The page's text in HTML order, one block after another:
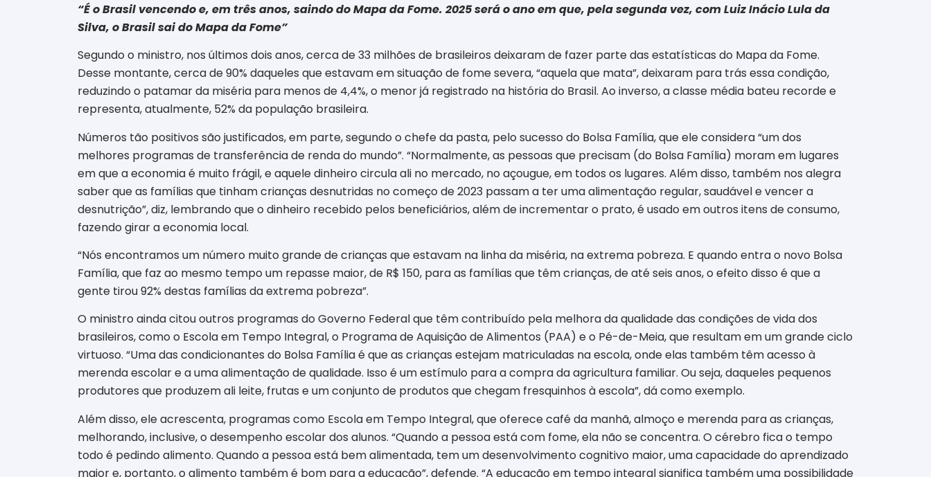
“É o Brasil vencendo e, em três anos, saindo do Mapa da Fome. 2025 será o ano em que, pela segunda vez, com Luiz Inácio Lula da
Silva, o Brasil sai do Mapa da Fome”
Segundo o ministro, nos últimos dois anos, cerca de 33 milhões de brasileiros deixaram de fazer parte das estatísticas do Mapa da Fome.
Desse montante, cerca de 90% daqueles que estavam em situação de fome severa, “aquela que mata”, deixaram para trás essa condição,
reduzindo o patamar da miséria para menos de 4,4%, o menor já registrado na história do Brasil. Ao inverso, a classe média bateu recorde e
representa, atualmente, 52% da população brasileira.
Números tão positivos são justificados, em parte, segundo o chefe da pasta, pelo sucesso do Bolsa Família, que ele considera “um dos
melhores programas de transferência de renda do mundo”. “Normalmente, as pessoas que precisam (do Bolsa Família) moram em lugares
em que a economia é muito frágil, e aquele dinheiro circula ali no mercado, no açougue, em todos os lugares. Além disso, também nos alegra
saber que as famílias que tinham crianças desnutridas no começo de 2023 passam a ter uma alimentação regular, saudável e vencer a
desnutrição”, diz, lembrando que o dinheiro recebido pelos beneficiários, além de incrementar o prato, é usado em outros itens de consumo,
fazendo girar a economia local.
“Nós encontramos um número muito grande de crianças que estavam na linha da miséria, na extrema pobreza. E quando entra o novo Bolsa
Família, que faz ao mesmo tempo um repasse maior, de R$ 150, para as famílias que têm crianças, de até seis anos, o efeito disso é que a
gente tirou 92% destas famílias da extrema pobreza”.
O ministro ainda citou outros programas do Governo Federal que têm contribuído pela melhora da qualidade das condições de vida dos
brasileiros, como o Escola em Tempo Integral, o Programa de Aquisição de Alimentos (PAA) e o Pé-de-Meia, que resultam em um grande ciclo
virtuoso. “Uma das condicionantes do Bolsa Família é que as crianças estejam matriculadas na escola, onde elas também têm acesso à
merenda escolar e a uma alimentação de qualidade. Isso é um estímulo para a compra da agricultura familiar. Ou seja, daqueles pequenos
produtores que produzem ali leite, frutas e um conjunto de produtos que chegam fresquinhos à escola”, dá como exemplo.
Além disso, ele acrescenta, programas como Escola em Tempo Integral, que oferece café da manhã, almoço e merenda para as crianças,
melhorando, inclusive, o desempenho escolar dos alunos. “Quando a pessoa está com fome, ela não se concentra. O cérebro fica o tempo
todo é pedindo alimento. Quando a pessoa está bem alimentada, tem um desenvolvimento cognitivo maior, uma capacidade do aprendizado
maior e, portanto, o alimento também é bom para a educação”, defende. “A educação em tempo integral significa também uma possibilidade